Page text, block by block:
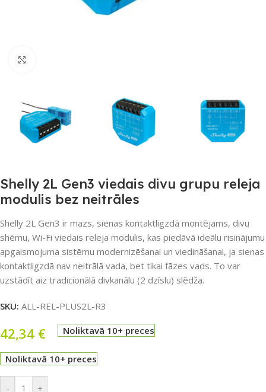
Shelly 2L Gen3 viedais divu grupu releja
modulis bez neitrāles
Shelly 2L Gen3 ir mazs, sienas kontaktligzdā montējams, divu
shēmu, Wi-Fi viedais releja modulis, kas piedāvā ideālu risinājumu
apgaismojuma sistēmu modernizēšanai un viedināšanai, ja sienas
kontaktligzdā nav neitrālā vada, bet tikai fāzes vads. To var
uzstādīt aiz tradicionālā divkanālu (2 dzīslu) slēdža.
SKU: ALL-REL-PLUS2L-R3
42,34 € Noliktavā 10+ preces
Noliktavā 10+ preces
- +